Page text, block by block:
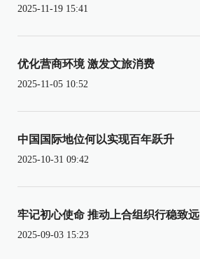
2025-11-19 15:41
优化营商环境 激发文旅消费
2025-11-05 10:52
中国国际地位何以实现百年跃升
2025-10-31 09:42
牢记初心使命 推动上合组织行稳致远
2025-09-03 15:23